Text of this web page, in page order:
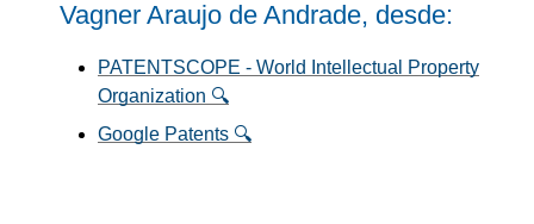
Vagner Araujo de Andrade, desde:
PATENTSCOPE - World Intellectual Property
Organization 🔍
Google Patents 🔍